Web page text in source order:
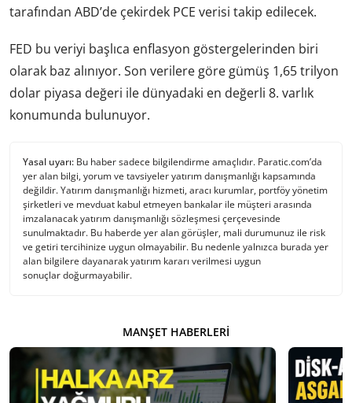
tarafından ABD’de çekirdek PCE verisi takip edilecek.
FED bu veriyi başlıca enflasyon göstergelerinden biri
olarak baz alınıyor. Son verilere göre gümüş 1,65 trilyon
dolar piyasa değeri ile dünyadaki en değerli 8. varlık
konumunda bulunuyor.
Yasal uyarı: Bu haber sadece bilgilendirme amaçlıdır. Paratic.com’da
yer alan bilgi, yorum ve tavsiyeler yatırım danışmanlığı kapsamında
değildir. Yatırım danışmanlığı hizmeti, aracı kurumlar, portföy yönetim
şirketleri ve mevduat kabul etmeyen bankalar ile müşteri arasında
imzalanacak yatırım danışmanlığı sözleşmesi çerçevesinde
sunulmaktadır. Bu haberde yer alan görüşler, mali durumunuz ile risk
ve getiri tercihinize uygun olmayabilir. Bu nedenle yalnızca burada yer
alan bilgilere dayanarak yatırım kararı verilmesi uygun
sonuçlar doğurmayabilir.
MANŞET HABERLERI